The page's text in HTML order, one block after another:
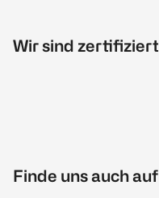
Wir sind zertifiziert
Finde uns auch auf